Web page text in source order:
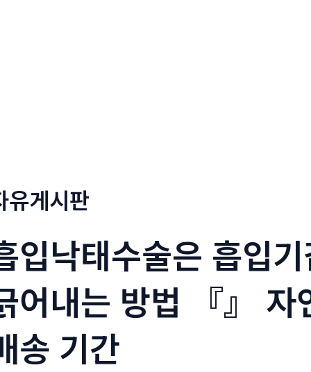
유게시판
입낙태수술은 흡입
어내는 방법 『』 자
송 기간